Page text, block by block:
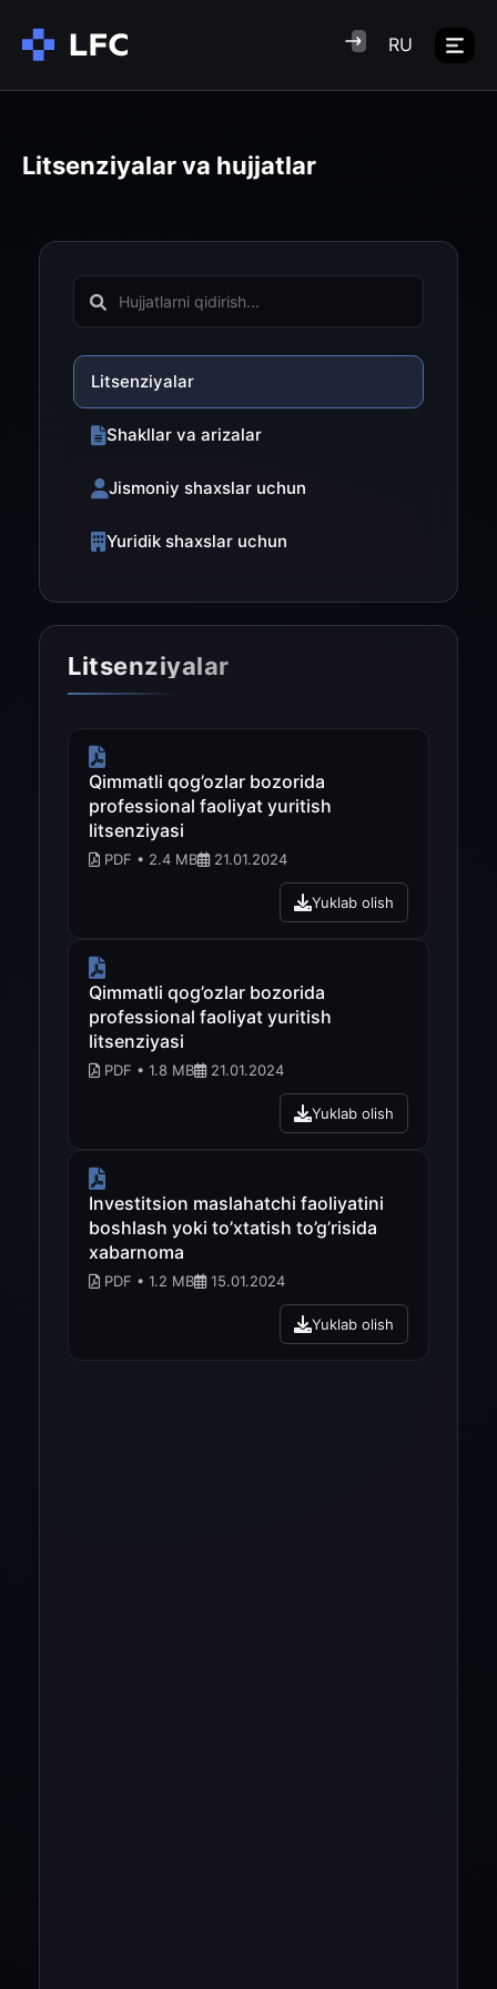
RU
Litsenziyalar va hujjatlar
Litsenziyalar
Shakllar va arizalar
Jismoniy shaxslar uchun
Yuridik shaxslar uchun
Litsenziyalar
Qimmatli qog’ozlar bozorida
professional faoliyat yuritish
litsenziyasi
PDF • 2.4 MB 21.01.2024
Yuklab olish
Qimmatli qog’ozlar bozorida
professional faoliyat yuritish
litsenziyasi
PDF • 1.8 MB 21.01.2024
Yuklab olish
Investitsion maslahatchi faoliyatini
boshlash yoki to’xtatish to’g’risida
xabarnoma
PDF • 1.2 MB 15.01.2024
Yuklab olish